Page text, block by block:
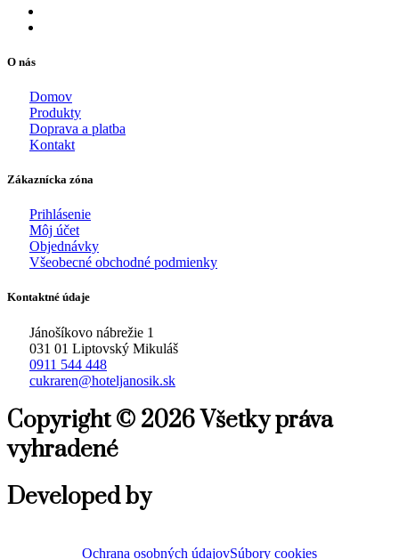
O nás
Domov
Produkty
Doprava a platba
Kontakt
Zákaznícka zóna
Prihlásenie
Môj účet
Objednávky
Všeobecné obchodné podmienky
Kontaktné údaje
Jánošíkovo nábrežie 1
031 01 Liptovský Mikuláš
0911 544 448
cukraren@hoteljanosik.sk
Copyright © 2026 Všetky práva
vyhradené
Developed by
Ochrana osobných údajovSúbory cookies